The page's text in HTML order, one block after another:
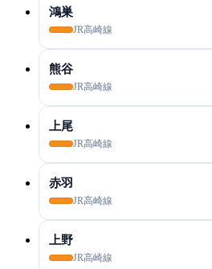
鴻巣
JR高崎線
熊谷
JR高崎線
上尾
JR高崎線
赤羽
JR高崎線
上野
JR高崎線